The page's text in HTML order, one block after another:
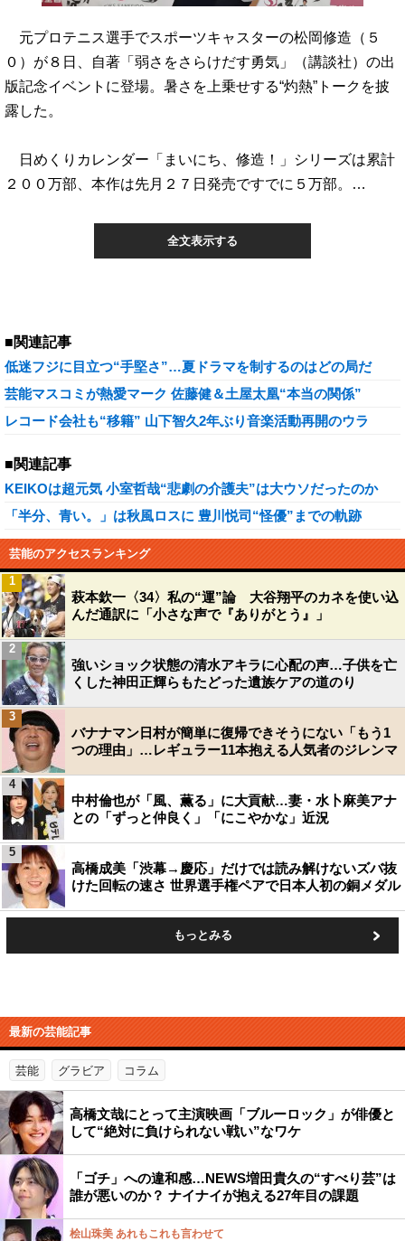
元プロテニス選手でスポーツキャスターの松岡修造（５
０）が８日、自著「弱さをさらけだす勇気」（講談社）の出
版記念イベントに登場。暑さを上乗せする“灼熱”トークを披
露した。
日めくりカレンダー「まいにち、修造！」シリーズは累計
２００万部、本作は先月２７日発売ですでに５万部。…
全文表示する
■関連記事
低迷フジに目立つ“手堅さ”…夏ドラマを制するのはどの局だ
芸能マスコミが熱愛マーク 佐藤健＆土屋太凰“本当の関係”
レコード会社も“移籍” 山下智久2年ぶり音楽活動再開のウラ
■関連記事
KEIKOは超元気 小室哲哉“悲劇の介護夫”は大ウソだったのか
「半分、青い。」は秋風ロスに 豊川悦司“怪優”までの軌跡
芸能のアクセスランキング
萩本欽一〈34〉私の“運”論 大谷翔平のカネを使い込
んだ通訳に「小さな声で『ありがとう』」
1
強いショック状態の清水アキラに心配の声…子供を亡
くした神田正輝らもたどった遺族ケアの道のり
2
バナナマン日村が簡単に復帰できそうにない「もう1
つの理由」…レギュラー11本抱える人気者のジレンマ
3
中村倫也が「風、薫る」に大貢献…妻・水卜麻美アナ
との「ずっと仲良く」「にこやかな」近況
4
高橋成美「渋幕→慶応」だけでは読み解けないズバ抜
けた回転の速さ 世界選手権ペアで日本人初の銅メダル
5
もっとみる
最新の芸能記事
芸能 グラビア コラム
高橋文哉にとって主演映画「ブルーロック」が俳優と
して“絶対に負けられない戦い”なワケ
「ゴチ」への違和感…NEWS増田貴久の“すべり芸”は
誰が悪いのか？ ナイナイが抱える27年目の課題
桧山珠美 あれもこれも言わせて